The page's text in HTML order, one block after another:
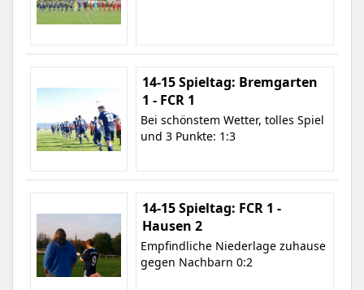
14-15 Spieltag: Bremgarten
1 - FCR 1
Bei schönstem Wetter, tolles Spiel
und 3 Punkte: 1:3
14-15 Spieltag: FCR 1 -
Hausen 2
Empfindliche Niederlage zuhause
gegen Nachbarn 0:2